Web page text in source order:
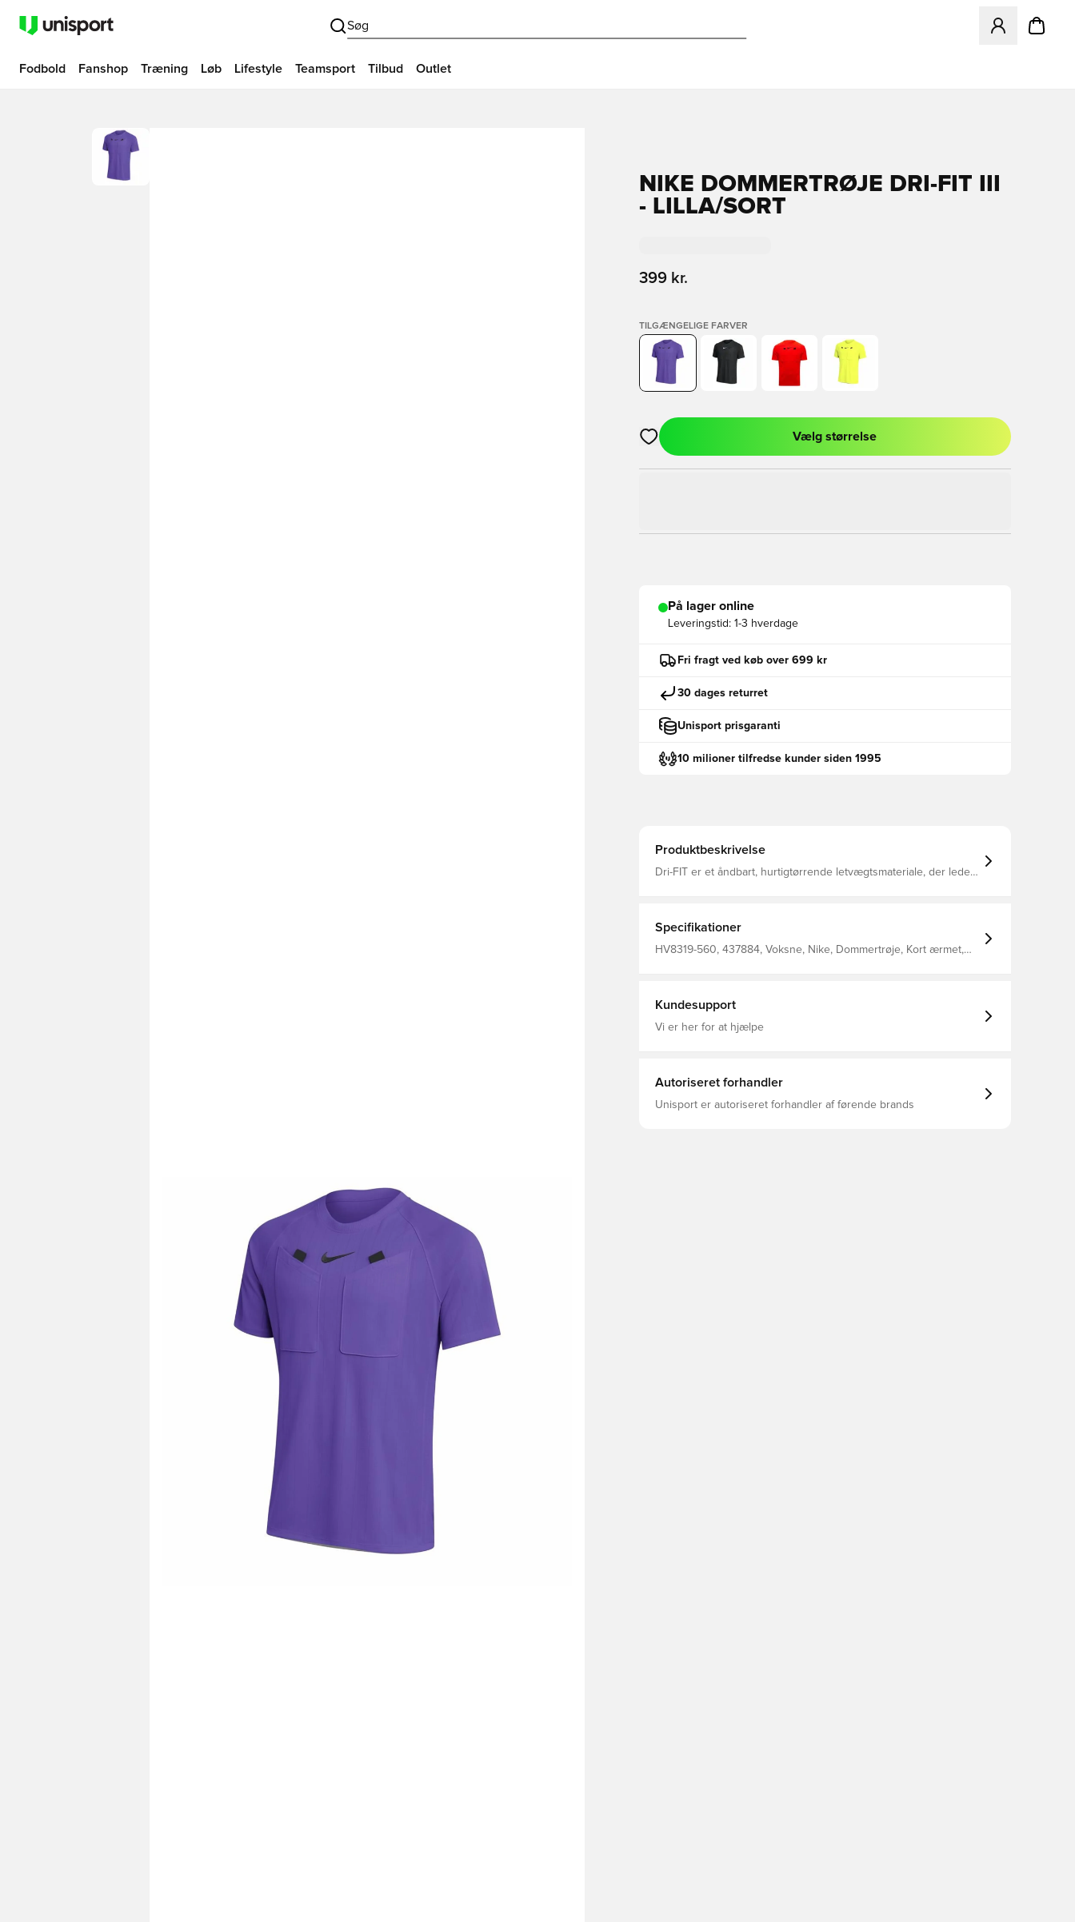
Søg
Åbner en
Fodbold Fanshop Træning Løb Lifestyle Teamsport Tilbud Outlet
NIKE DOMMERTRØJE DRI-FIT III
- LILLA/SORT
399 kr.
TILGÆNGELIGE FARVER
Åbner en Modal til at logge ind eller tilmelde dig som medlem
Vælg størrelse
På lager online
Leveringstid: 1-3 hverdage
Fri fragt ved køb over 699 kr
30 dages returret
Unisport prisgaranti
10 milioner tilfredse kunder siden 1995
Produktbeskrivelse
Dri-FIT er et åndbart, hurtigtørrende letvægtsmateriale, der leder
genanvendt polyester.
Specifikationer
HV8319-560, 437884, Voksne, Nike, Dommertrøje, Kort ærmet,
Kundesupport
Vi er her for at hjælpe
Autoriseret forhandler
Unisport er autoriseret forhandler af førende brands